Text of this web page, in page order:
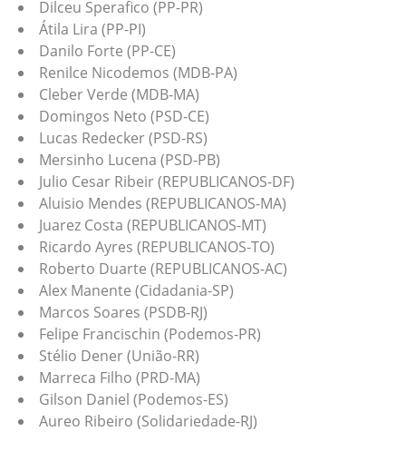
Dilceu Sperafico (PP-PR)
Átila Lira (PP-PI)
Danilo Forte (PP-CE)
Renilce Nicodemos (MDB-PA)
Cleber Verde (MDB-MA)
Domingos Neto (PSD-CE)
Lucas Redecker (PSD-RS)
Mersinho Lucena (PSD-PB)
Julio Cesar Ribeir (REPUBLICANOS-DF)
Aluisio Mendes (REPUBLICANOS-MA)
Juarez Costa (REPUBLICANOS-MT)
Ricardo Ayres (REPUBLICANOS-TO)
Roberto Duarte (REPUBLICANOS-AC)
Alex Manente (Cidadania-SP)
Marcos Soares (PSDB-RJ)
Felipe Francischin (Podemos-PR)
Stélio Dener (União-RR)
Marreca Filho (PRD-MA)
Gilson Daniel (Podemos-ES)
Aureo Ribeiro (Solidariedade-RJ)